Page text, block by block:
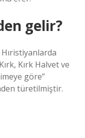
gelir?
Kırk Halvet ve
göre”
türetilmiştir.